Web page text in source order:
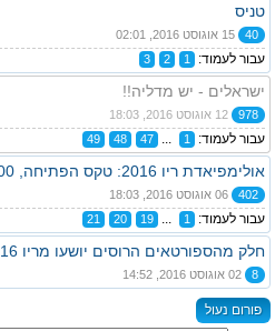
טניס
40
עבור לעמוד: 1
2
3
ישראלים - יש מדליה!!
978
עבור לעמוד: 1
...
47
48
49
אולימפיאדת ריו 2016: טקס הפתיחה, 2:00 בין שישי לשבת
402
עבור לעמוד: 1
...
19
20
21
חלק מהספורטאים הרוסים יושעו מריו 2016
8
פורום נעול